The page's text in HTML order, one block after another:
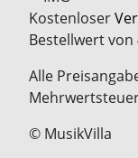
Kostenloser
Bestellwert von
Alle
© MusikVilla